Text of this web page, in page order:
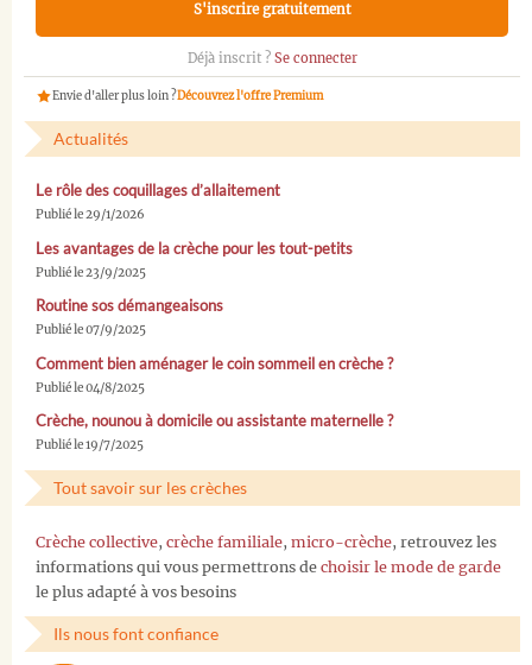
S'inscrire gratuitement
Déjà inscrit ? Se connecter
Envie d'aller plus loin ?Découvrez l'offre Premium
Actualités
Le rôle des coquillages d’allaitement
Publié le 29/1/2026
Les avantages de la crèche pour les tout-petits
Publié le 23/9/2025
Routine sos démangeaisons
Publié le 07/9/2025
Comment bien aménager le coin sommeil en crèche ?
Publié le 04/8/2025
Crèche, nounou à domicile ou assistante maternelle ?
Publié le 19/7/2025
Tout savoir sur les crèches
Crèche collective, crèche familiale, micro-crèche, retrouvez les
informations qui vous permettrons de choisir le mode de garde
le plus adapté à vos besoins
Ils nous font confiance